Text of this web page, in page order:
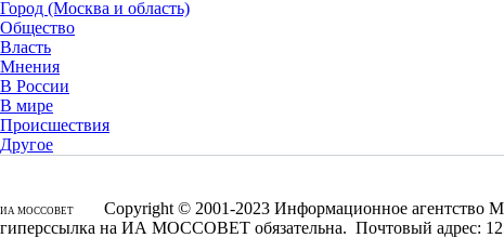
Город (Москва и область)
Общество
Власть
Мнения
В России
В мире
Происшествия
Другое
ИА МОССОВЕТ
Copyright © 2001-2023 Информационное агентство
гиперссылка на ИА МОССОВЕТ обязательна. Почтовый адрес: